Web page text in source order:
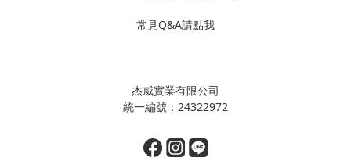
常見Q&A請點我
杰威實業有限公司
統一編號：24322972